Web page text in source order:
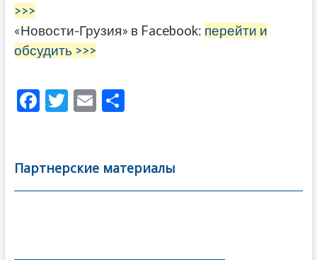
>>>
«Новости-Грузия» в Facebook: перейти и
обсудить >>>
F
b
o
T
er
E
l
О
а
в
Партнерские материалы